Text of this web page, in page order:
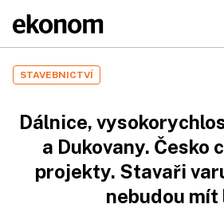
STAVEBNICTVÍ
Dálnice,
a Dukovany. Česko
projekty. Stavaři
nebudou